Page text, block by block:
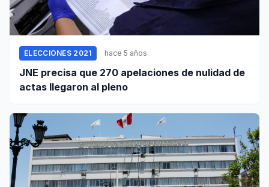
ELECCIONES 2021 hace 5 años
JNE precisa que 270 apelaciones de nulidad de
actas llegaron al pleno